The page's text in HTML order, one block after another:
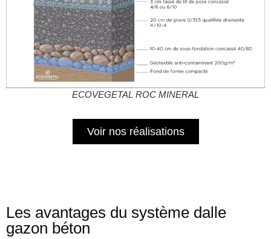
ECOVEGETAL ROC MINERAL
Voir nos réalisations
Les avantages du système dalle
gazon béton